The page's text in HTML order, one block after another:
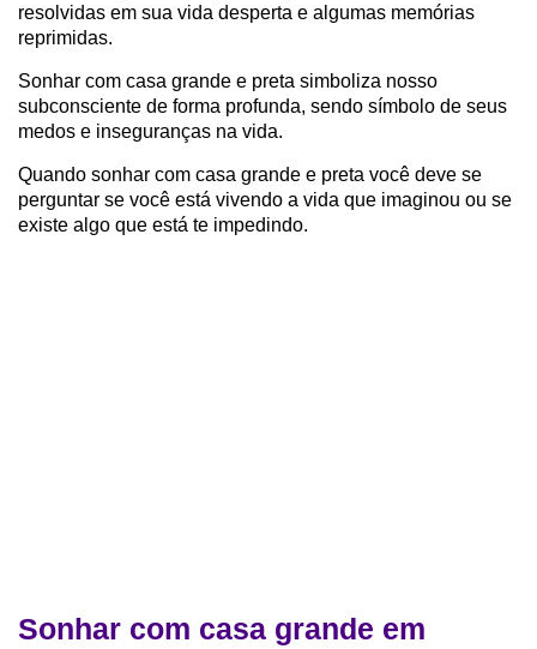
resolvidas em sua vida desperta e algumas memórias
reprimidas.
Sonhar com casa grande e preta simboliza nosso
subconsciente de forma profunda, sendo símbolo de seus
medos e inseguranças na vida.
Quando sonhar com casa grande e preta você deve se
perguntar se você está vivendo a vida que imaginou ou se
existe algo que está te impedindo.
Sonhar com casa grande em